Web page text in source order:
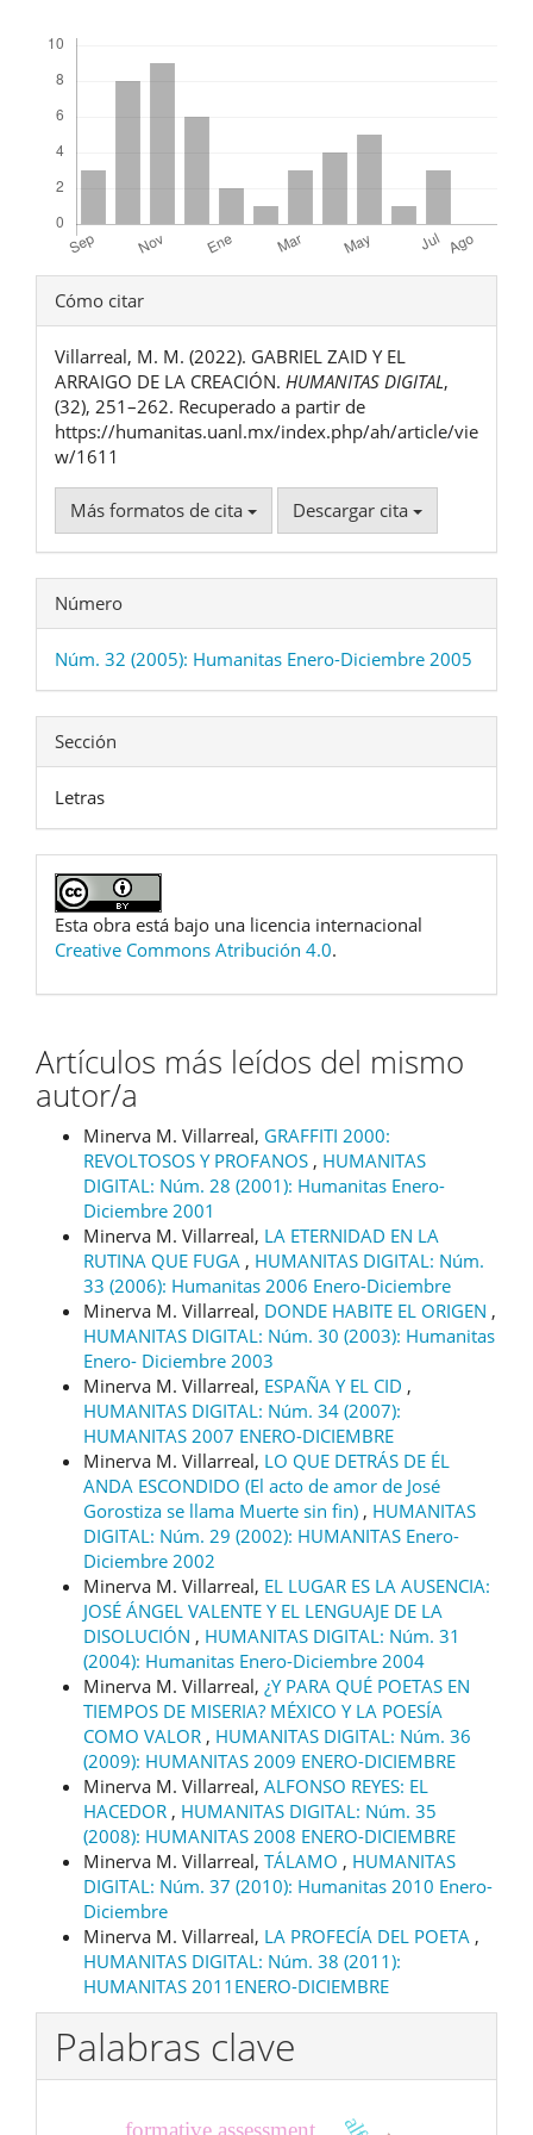
Detalles
del
artículo
Cómo citar
Villarreal, M. M. (2022). GABRIEL ZAID Y EL
ARRAIGO DE LA CREACIÓN. HUMANITAS DIGITAL,
(32), 251–262. Recuperado a partir de
https://humanitas.uanl.mx/index.php/ah/article/vie
w/1611
Más formatos de cita Descargar cita
Número
Núm. 32 (2005): Humanitas Enero-Diciembre 2005
Sección
Letras
Esta obra está bajo una licencia internacional
Creative Commons Atribución 4.0.
Artículos más leídos del mismo
autor/a
Minerva M. Villarreal, GRAFFITI 2000:
REVOLTOSOS Y PROFANOS , HUMANITAS
DIGITAL: Núm. 28 (2001): Humanitas Enero-
Diciembre 2001
Minerva M. Villarreal, LA ETERNIDAD EN LA
RUTINA QUE FUGA , HUMANITAS DIGITAL: Núm.
33 (2006): Humanitas 2006 Enero-Diciembre
Minerva M. Villarreal, DONDE HABITE EL ORIGEN ,
HUMANITAS DIGITAL: Núm. 30 (2003): Humanitas
Enero- Diciembre 2003
Minerva M. Villarreal, ESPAÑA Y EL CID ,
HUMANITAS DIGITAL: Núm. 34 (2007):
HUMANITAS 2007 ENERO-DICIEMBRE
Minerva M. Villarreal, LO QUE DETRÁS DE ÉL
ANDA ESCONDIDO (El acto de amor de José
Gorostiza se llama Muerte sin fin) , HUMANITAS
DIGITAL: Núm. 29 (2002): HUMANITAS Enero-
Diciembre 2002
Minerva M. Villarreal, EL LUGAR ES LA AUSENCIA:
JOSÉ ÁNGEL VALENTE Y EL LENGUAJE DE LA
DISOLUCIÓN , HUMANITAS DIGITAL: Núm. 31
(2004): Humanitas Enero-Diciembre 2004
Minerva M. Villarreal, ¿Y PARA QUÉ POETAS EN
TIEMPOS DE MISERIA? MÉXICO Y LA POESÍA
COMO VALOR , HUMANITAS DIGITAL: Núm. 36
(2009): HUMANITAS 2009 ENERO-DICIEMBRE
Minerva M. Villarreal, ALFONSO REYES: EL
HACEDOR , HUMANITAS DIGITAL: Núm. 35
(2008): HUMANITAS 2008 ENERO-DICIEMBRE
Minerva M. Villarreal, TÁLAMO , HUMANITAS
DIGITAL: Núm. 37 (2010): Humanitas 2010 Enero-
Diciembre
Minerva M. Villarreal, LA PROFECÍA DEL POETA ,
HUMANITAS DIGITAL: Núm. 38 (2011):
HUMANITAS 2011ENERO-DICIEMBRE
Palabras clave
formative assessment